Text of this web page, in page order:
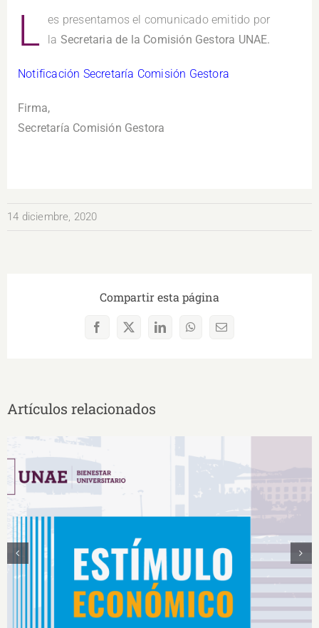
L
es presentamos el comunicado emitido por
la Secretaria de la Comisión Gestora UNAE.
Notificación Secretaría Comisión Gestora
Firma,
Secretaría Comisión Gestora
14 diciembre, 2020
Compartir esta página
Facebook
X LinkedInWhatsAppCorreo
Artículos relacionados
Estímulos Económicos para Deportistas de Alto
Rendimiento IS2026